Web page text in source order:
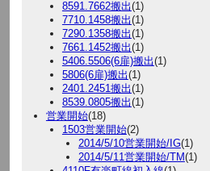
8591.7662搬出(1)
7710.1458搬出(1)
7290.1358搬出(1)
7661.1452搬出(1)
5406.5506(6扉)搬出(1)
5806(6扉)搬出(1)
2401.2451搬出(1)
8539.0805搬出(1)
営業開始(18)
1503営業開始(2)
2014/5/10営業開始/IG(1)
2014/5/11営業開始/TM(1)